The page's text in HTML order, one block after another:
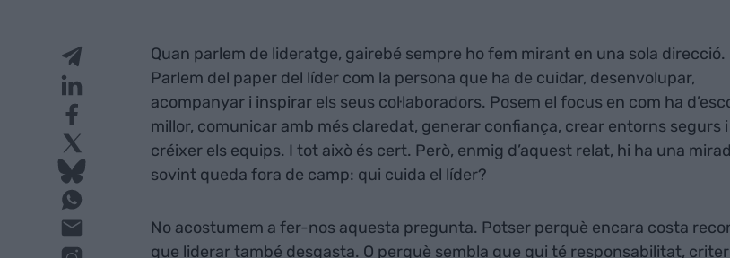
Quan parlem de lideratge, gairebé sempre ho fem mirant en una sola direcció.
Parlem del paper del líder com la persona que ha de cuidar, desenvolupar,
acompanyar i inspirar els seus col·laboradors. Posem el focus en com ha
millor, comunicar amb més claredat, generar confiança, crear entorns segurs
créixer els equips. I tot això és cert. Però, enmig d’aquest relat, hi ha una
sovint queda fora de camp: qui cuida el líder?
No acostumem a fer-nos aquesta pregunta. Potser perquè encara costa
que liderar també desgasta. O perquè sembla que qui té responsabilitat,